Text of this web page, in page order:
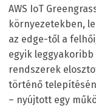
AWS IoT
környezetekben,
az edge-től a
egyik
rendszerek
történő
– nyújtott egy